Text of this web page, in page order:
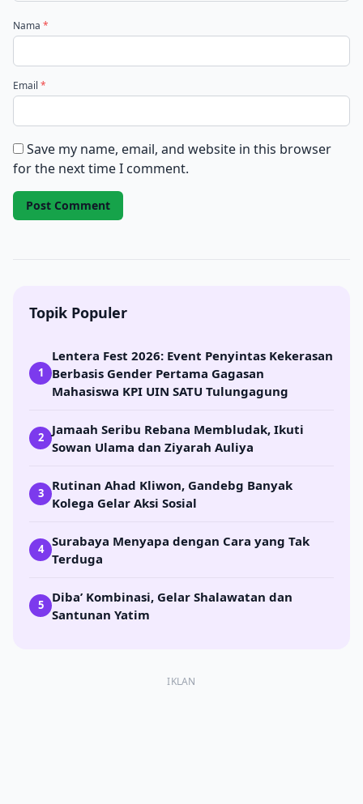
Nama *
Email *
Save my name, email, and website in this browser
for the next time I comment.
Topik Populer
1
Lentera Fest 2026: Event Penyintas Kekerasan
Berbasis Gender Pertama Gagasan
Mahasiswa KPI UIN SATU Tulungagung
2
Jamaah Seribu Rebana Membludak, Ikuti
Sowan Ulama dan Ziyarah Auliya
3
Rutinan Ahad Kliwon, Gandebg Banyak
Kolega Gelar Aksi Sosial
4
Surabaya Menyapa dengan Cara yang Tak
Terduga
5
Diba’ Kombinasi, Gelar Shalawatan dan
Santunan Yatim
IKLAN